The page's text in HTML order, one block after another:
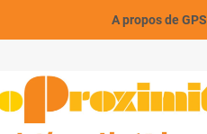
A propos de GPS